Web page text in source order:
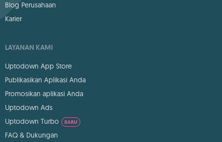
Blog Perusahaan
Karier
LAYANAN KAMI
Uptodown App Store
Publikasikan Aplikasi Anda
Promosikan aplikasi Anda
Uptodown Ads
Uptodown Turbo
BARU
FAQ & Dukungan